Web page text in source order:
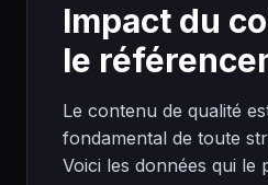
Impact du
le
Le contenu de qualité
fondamental de toute
Voici les données qui le